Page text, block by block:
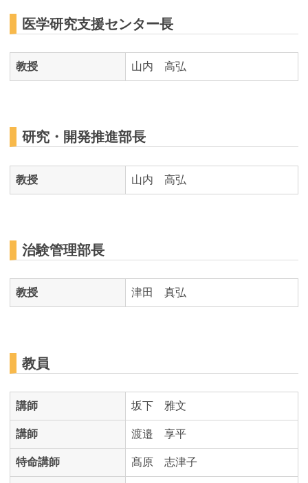
医学研究支援センター長
教授 山内 高弘
研究・開発推進部長
教授 山内 高弘
治験管理部長
教授 津田 真弘
教員
講師 坂下 雅文
講師 渡邉 享平
特命講師 髙原 志津子